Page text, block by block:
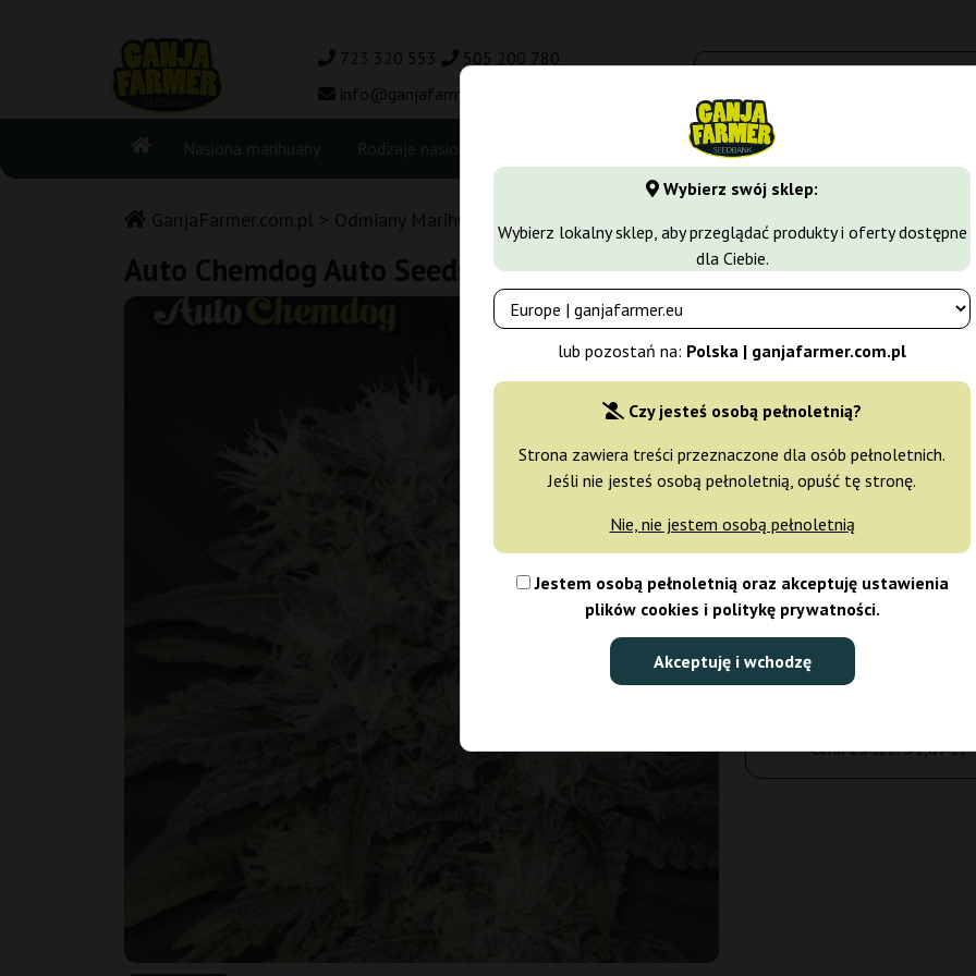
Wybierz swój sklep:
Wybierz lokalny sklep, aby przeglądać produkty i oferty dostępne
dla Ciebie.
lub pozostań na: Polska | ganjafarmer.com.pl
Czy jesteś osobą pełnoletnią?
Strona zawiera treści przeznaczone dla osób pełnoletnich.
Jeśli nie jesteś osobą pełnoletnią, opuść tę stronę.
Nie, nie jestem osobą pełnoletnią
Jestem osobą pełnoletnią oraz akceptuję ustawienia
plików cookies i politykę prywatności.
Akceptuję i wchodzę
723 320 553
505 200 780
info@ganjafarmer.com.pl
Nasiona marihuany Rodzaje nasion Odmiany marihuany
GanjaFarmer.com.pl Odmiany Marihuany
Auto Chemdog Auto Seeds
Auto Seeds
3 nasiona
Wysyłka 3-7 dni
3 nasiona
95,00 zł
Ilość opakowań:
Cena za szt:31,67 zł